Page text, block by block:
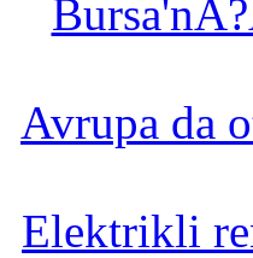
Avrupa da
Elektrikli